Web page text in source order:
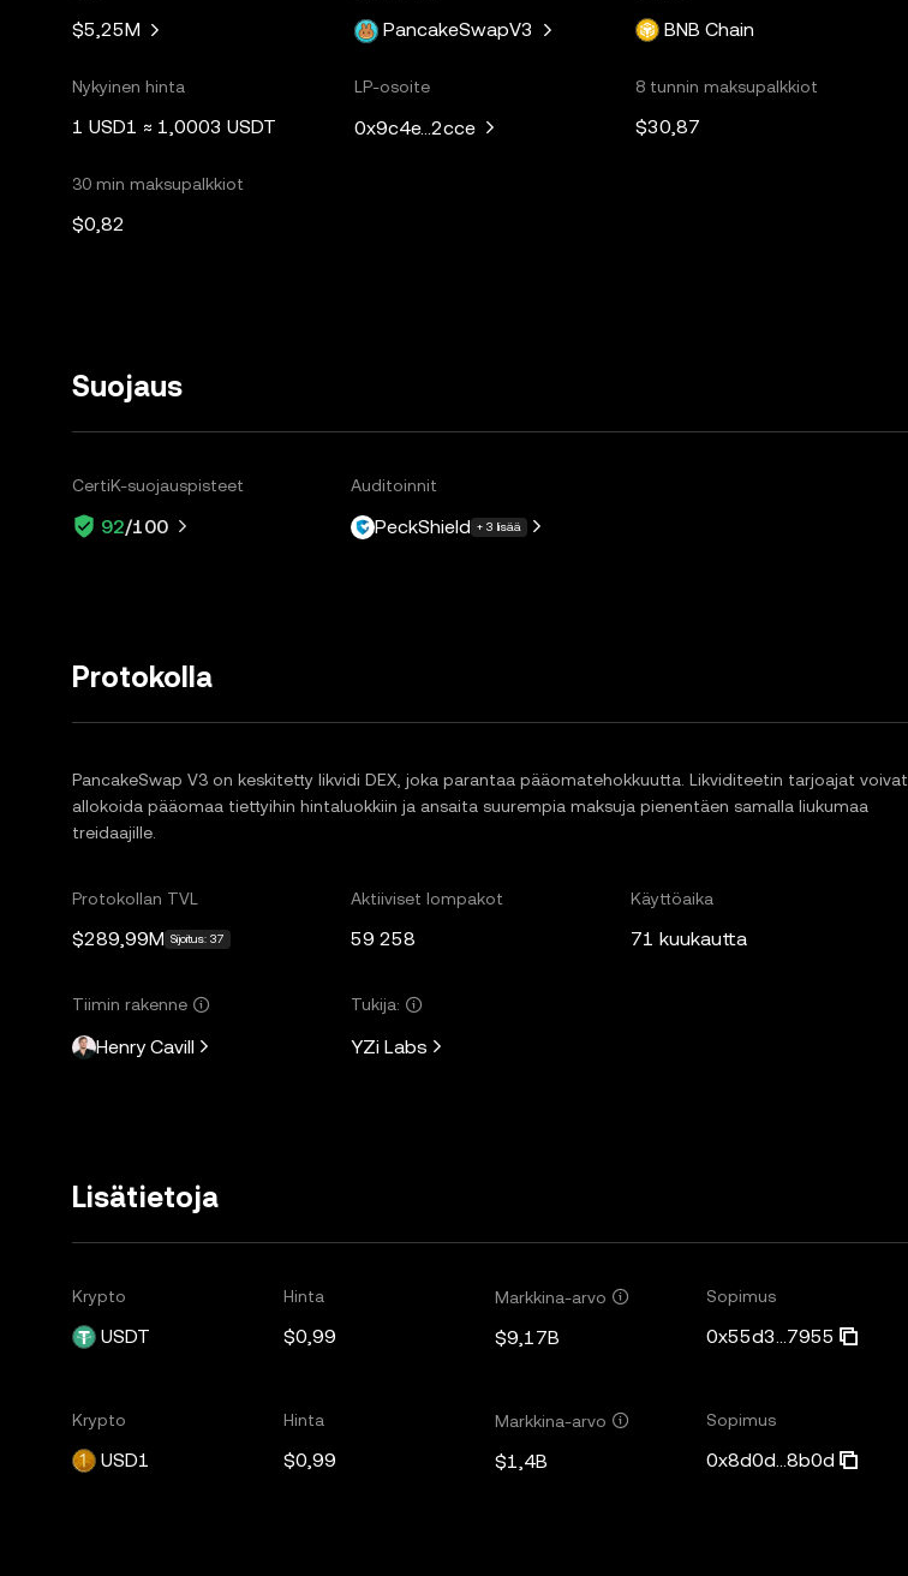
$5,25M PancakeSwapV3 BNB Chain
Nykyinen hinta
1 USD1 ≈ 1,0003 USDT
LP-osoite
0x9c4e...2cce
8 tunnin maksupalkkiot
$30,87
30 min maksupalkkiot
$0,82
Suojaus
CertiK-suojauspisteet
92/100
Auditoinnit
PeckShield + 3 lisää
Protokolla
PancakeSwap V3 on keskitetty likvidi DEX, joka parantaa pääomatehokkuutta. Likviditeetin tarjoajat voivat
allokoida pääomaa tiettyihin hintaluokkiin ja ansaita suurempia maksuja pienentäen samalla liukumaa
treidaajille.
Protokollan TVL
$289,99M Sijoitus: 37
Aktiiviset lompakot
59 258
Käyttöaika
71 kuukautta
Tiimin rakenne
Henry Cavill
Tukija:
YZi Labs
Lisätietoja
Krypto
USDT
Hinta
$0,99
Markkina-arvo
$9,17B
Sopimus
0x55d3...7955
Krypto
USD1
Hinta
$0,99
Markkina-arvo
$1,4B
Sopimus
0x8d0d...8b0d